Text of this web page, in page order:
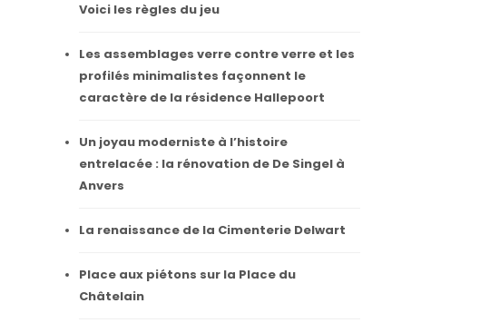
Voici les règles du jeu
Les assemblages verre contre verre et les
profilés minimalistes façonnent le
caractère de la résidence Hallepoort
Un joyau moderniste à l’histoire
entrelacée : la rénovation de De Singel à
Anvers
La renaissance de la Cimenterie Delwart
Place aux piétons sur la Place du
Châtelain